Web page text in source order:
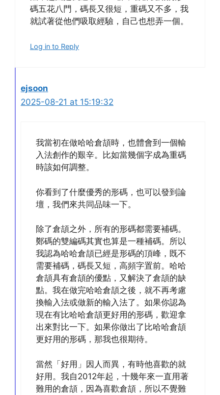
碼五花八門，碼長又很短，重碼又不多，我
就試著從他們吸取經驗，自己也想弄一個。
Log in to Reply
ejsoon
2025-08-21 at 15:19:32
我當初在做哈哈倉頡時，也體會到一個輸
入法創作的艱辛。比如當幾個字成為重碼
時該如何調整。
你看到了什麼優秀的形碼，也可以發到論
壇，我們來共同品味一下。
除了倉頡之外，所有的形碼都需要補碼。
鄭碼的雙編碼其實也算是一種補碼。所以
我認為哈哈倉頡已經是形碼的頂峰，既不
需要補碼，碼長又短，高頻字置前。哈哈
倉頡具有倉頡的優點，又解決了倉頡的缺
點。我在做完哈哈倉頡之後，就不再考慮
換輸入法或做新的輸入法了。如果你認為
現在有比哈哈倉頡更好用的形碼，歡迎拿
出來對比一下。如果你做出了比哈哈倉頡
更好用的形碼，那我也很期待。
當然「好用」因人而異，有時他喜歡的就
好用。我自2012年起，十幾年來一直用著
難用的倉頡，因為喜歡倉頡，所以不覺難